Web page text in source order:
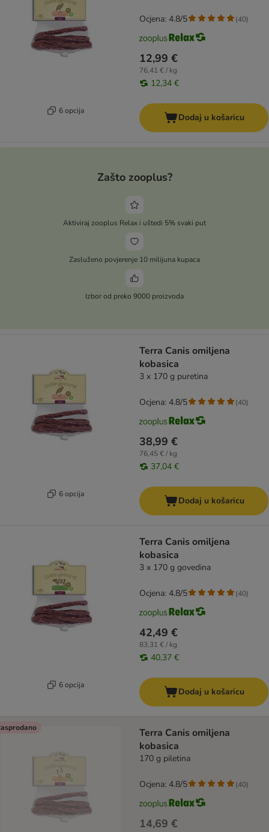
6 opcija
12,99 €
76,41 € / kg
12,34 €
Ocjena: 4.8/5 (40)
Dodaj u košaricu
Zašto zooplus?
Aktiviraj zooplus Relax i uštedi 5% svaki put
Zasluženo povjerenje 10 milijuna kupaca
Izbor od preko 9000 proizvoda
6 opcija
Terra Canis omiljena
kobasica
3 x 170 g puretina
38,99 €
76,45 € / kg
37,04 €
Ocjena: 4.8/5 (40)
Dodaj u košaricu
6 opcija
Terra Canis omiljena
kobasica
3 x 170 g govedina
42,49 €
83,31 € / kg
40,37 €
Ocjena: 4.8/5 (40)
Dodaj u košaricu
Terra Canis omiljena
kobasica
170 g piletina
14,69 €
Ocjena: 4.8/5 (40)